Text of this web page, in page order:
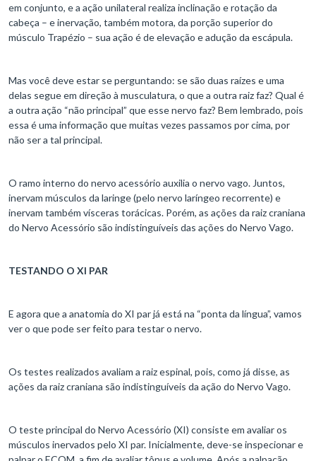
em conjunto, e a ação unilateral realiza inclinação e rotação da
cabeça – e inervação, também motora, da porção superior do
músculo Trapézio – sua ação é de elevação e adução da escápula.
Mas você deve estar se perguntando: se são duas raízes e uma
delas segue em direção à musculatura, o que a outra raiz faz? Qual é
a outra ação “não principal” que esse nervo faz? Bem lembrado, pois
essa é uma informação que muitas vezes passamos por cima, por
não ser a tal principal.
O ramo interno do nervo acessório auxilia o nervo vago. Juntos,
inervam músculos da laringe (pelo nervo laríngeo recorrente) e
inervam também vísceras torácicas. Porém, as ações da raiz craniana
do Nervo Acessório são indistinguíveis das ações do Nervo Vago.
TESTANDO O XI PAR
E agora que a anatomia do XI par já está na “ponta da língua”, vamos
ver o que pode ser feito para testar o nervo.
Os testes realizados avaliam a raiz espinal, pois, como já disse, as
ações da raiz craniana são indistinguíveis da ação do Nervo Vago.
O teste principal do Nervo Acessório (XI) consiste em avaliar os
músculos inervados pelo XI par. Inicialmente, deve-se inspecionar e